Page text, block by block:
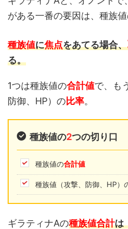
がある一番の要因は、種族値
種族値に焦点をあてる場合、
る。
1つは種族値の合計値で、も
防御、HP）の比率。
種族値の2つの切り口
種族値の合計値
種族値（攻撃、防御、HP）
ギラティナAの種族値合計は